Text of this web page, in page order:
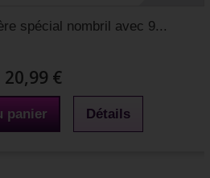
spécial nombril avec 9...
20,99 €
panier Détails